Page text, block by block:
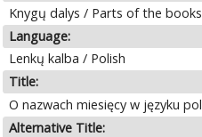
Knygų dalys / Parts of the books
Language:
Lenkų kalba / Polish
Title:
O nazwach miesięcy w języku
Alternative Title: